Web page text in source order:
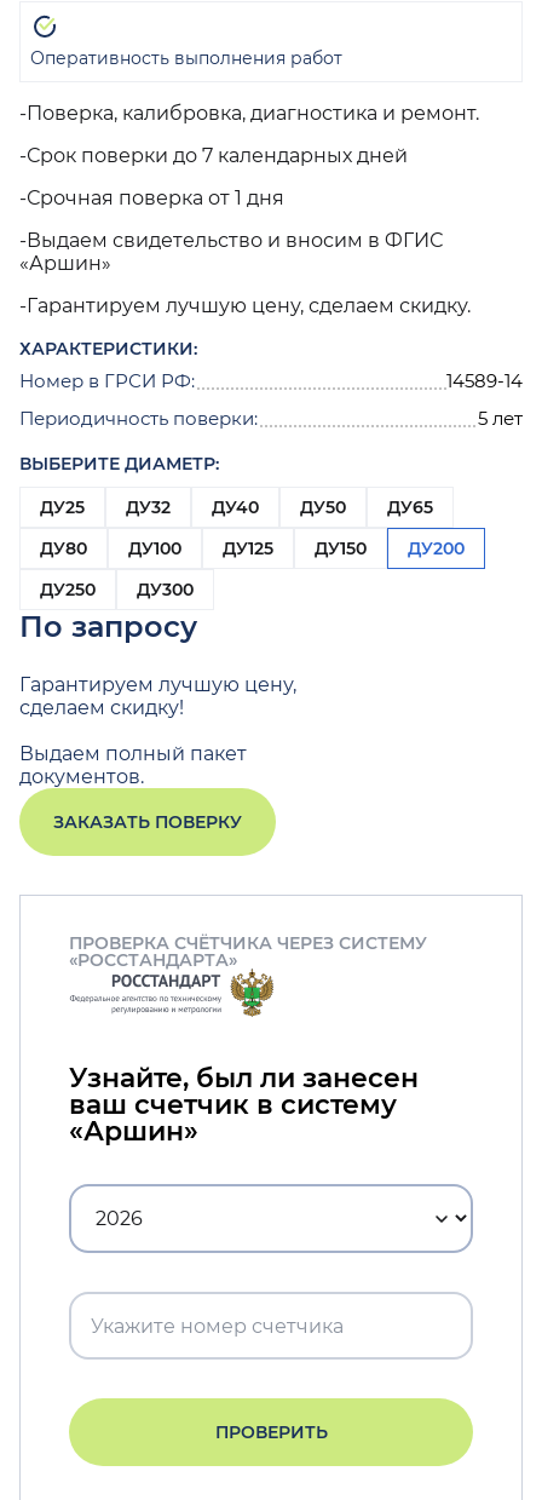
-Поверка, калибровка, диагностика и ремонт.
-Срок поверки до 7 календарных дней
-Срочная поверка от 1 дня
-Выдаем свидетельство и вносим в ФГИС
«Аршин»
-Гарантируем лучшую цену, сделаем скидку.
ХАРАКТЕРИСТИКИ:
Номер в ГРСИ РФ:
14589-14
Периодичность поверки:
5 лет
ВЫБЕРИТЕ ДИАМЕТР:
ДУ25
ДУ32 ДУ40 ДУ50
ДУ65
ДУ80
ДУ100 ДУ125 ДУ150
ДУ200
ДУ250
ДУ300
По запросу
Гарантируем лучшую цену,
сделаем скидку!
Выдаем полный пакет
документов.
ЗАКАЗАТЬ ПОВЕРКУ
Оперативность выполнения работ
ПРОВЕРКА СЧЁТЧИКА ЧЕРЕЗ СИСТЕМУ
«РОССТАНДАРТА»
Узнайте, был ли занесен
ваш счетчик в систему
«Аршин»
ПРОВЕРИТЬ